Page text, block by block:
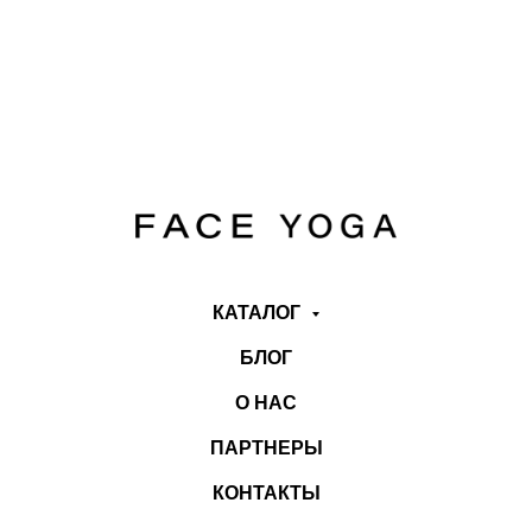
КАТАЛОГ
БЛОГ
О НАС
ПАРТНЕРЫ
КОНТАКТЫ